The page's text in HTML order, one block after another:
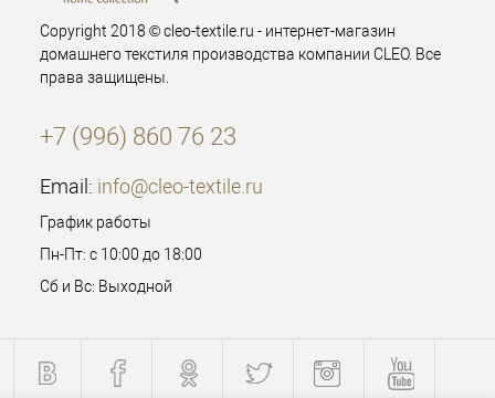
Copyright 2018 © cleo-textile.ru - интернет-магазин
домашнего текстиля производства компании CLEO. Все
права защищены.
+7 (996) 860 76 23
Email: info@cleo-textile.ru
График работы
Пн-Пт: с 10:00 до 18:00
Сб и Вс: Выходной